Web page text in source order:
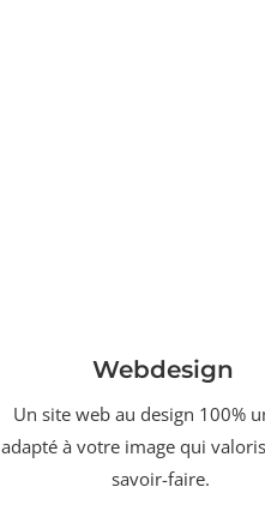
Webdesign
Un site web au design 100%
adapté à votre image qui
savoir-faire.